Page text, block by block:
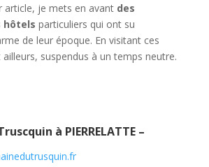
article, je mets en avant des
hôtels particuliers qui ont su
de leur époque. En visitant ces
suspendus à un temps neutre.
à PIERRELATTE –